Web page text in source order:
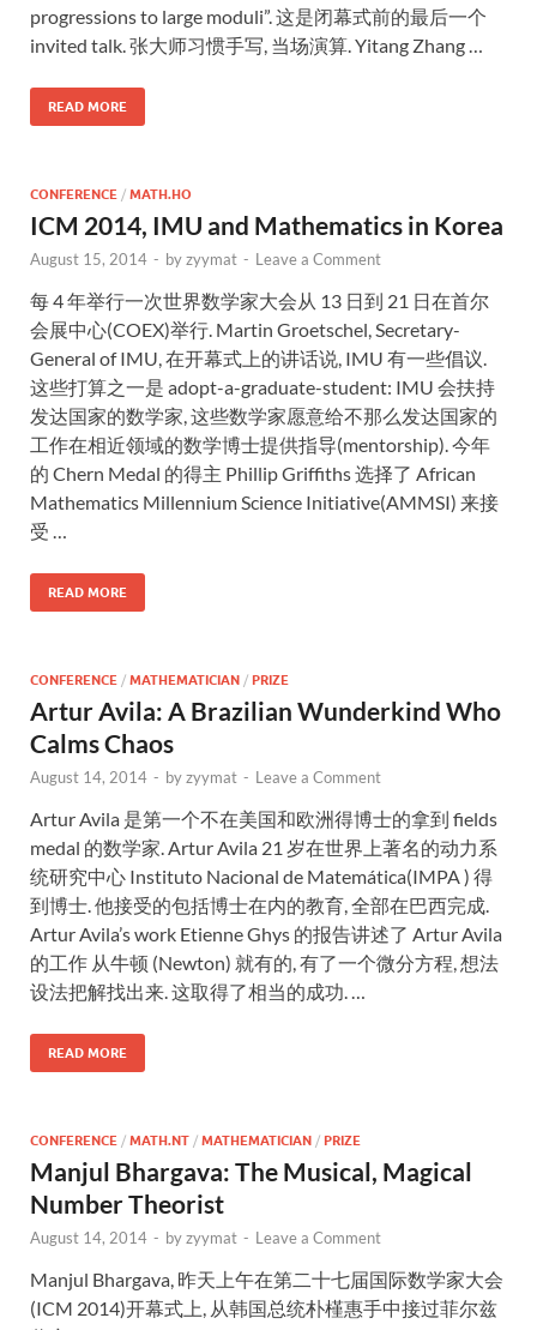
progressions to large moduli”. 这是闭幕式前的最后一个
invited talk. 张大师习惯手写, 当场演算. Yitang Zhang …
READ MORE
CONFERENCE / MATH.HO
ICM 2014, IMU and Mathematics in Korea
August 15, 2014 - byzyymat - Leave a Comment
每 4 年举行一次世界数学家大会从 13 日到 21 日在首尔
会展中心(COEX)举行. Martin Groetschel, Secretary-
General of IMU, 在开幕式上的讲话说, IMU 有一些倡议.
这些打算之一是 adopt-a-graduate-student: IMU 会扶持
发达国家的数学家, 这些数学家愿意给不那么发达国家的
工作在相近领域的数学博士提供指导(mentorship). 今年
的 Chern Medal 的得主 Phillip Griffiths 选择了 African
Mathematics Millennium Science Initiative(AMMSI) 来接
受 …
READ MORE
CONFERENCE / MATHEMATICIAN / PRIZE
Artur Avila: A Brazilian Wunderkind Who
Calms Chaos
August 14, 2014 - byzyymat - Leave a Comment
Artur Avila 是第一个不在美国和欧洲得博士的拿到 fields
medal 的数学家. Artur Avila 21 岁在世界上著名的动力系
统研究中心 Instituto Nacional de Matemática(IMPA ) 得
到博士. 他接受的包括博士在内的教育, 全部在巴西完成.
Artur Avila’s work Etienne Ghys 的报告讲述了 Artur Avila
的工作 从牛顿 (Newton) 就有的, 有了一个微分方程, 想法
设法把解找出来. 这取得了相当的成功. …
READ MORE
CONFERENCE / MATH.NT / MATHEMATICIAN / PRIZE
Manjul Bhargava: The Musical, Magical
Number Theorist
August 14, 2014 - byzyymat - Leave a Comment
Manjul Bhargava, 昨天上午在第二十七届国际数学家大会
(ICM 2014)开幕式上, 从韩国总统朴槿惠手中接过菲尔兹